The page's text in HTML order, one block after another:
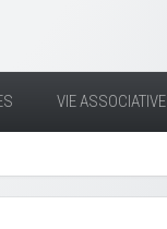
VIE ASSOCIATIVE